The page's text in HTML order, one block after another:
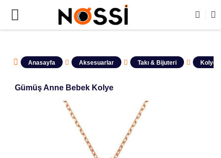
ÜRÜNLERİN TAMAMI DEMODUR SATIŞA KAPALIDIR !
Anasayfa Aksesuarlar Takı & Bijuteri
​Gümüş Anne Bebek Kolye